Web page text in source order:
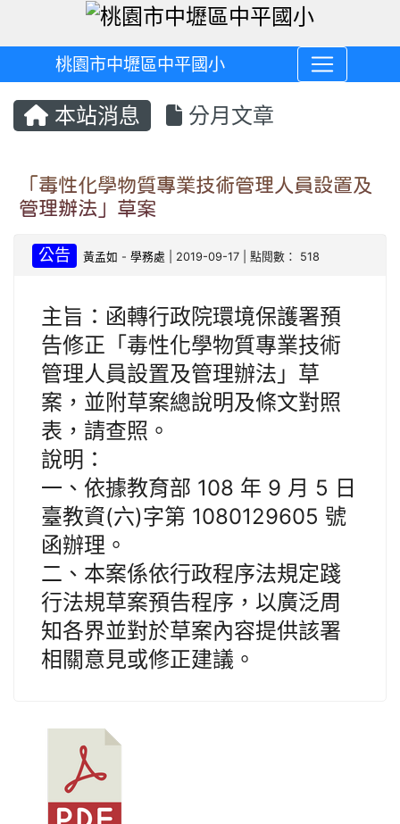
桃園市中壢區中平國小
本站消息 分月文章
「毒性化學物質專業技術管理人員設置及
管理辦法」草案
公告 黃孟如 -學務處 | 2019-09-17 | 點閱數： 518
主旨：函轉行政院環境保護署預
告修正「毒性化學物質專業技術
管理人員設置及管理辦法」草
案，並附草案總說明及條文對照
表，請查照。
說明：
一、依據教育部 108 年 9 月 5 日
臺教資(六)字第 1080129605 號
函辦理。
二、本案係依行政程序法規定踐
行法規草案預告程序，以廣泛周
知各界並對於草案內容提供該署
相關意見或修正建議。